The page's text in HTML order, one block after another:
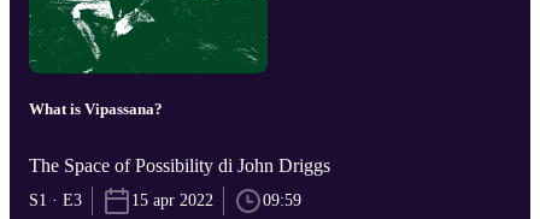
What is Vipassana?
The Space of Possibility di John Driggs
S1 · E3 15 apr 2022 09:59